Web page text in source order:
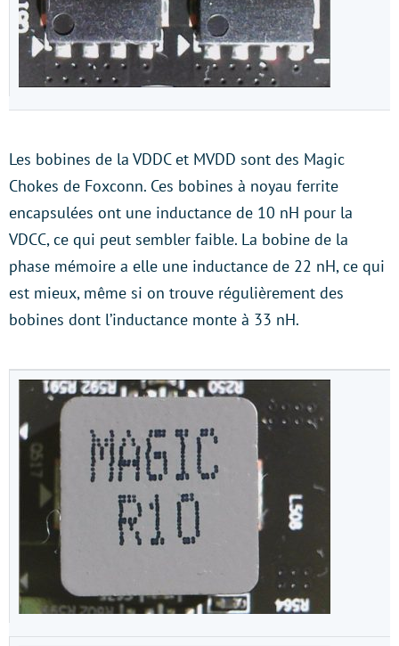
Les bobines de la VDDC et MVDD sont des Magic
Chokes de Foxconn. Ces bobines à noyau ferrite
encapsulées ont une inductance de 10 nH pour la
VDCC, ce qui peut sembler faible. La bobine de la
phase mémoire a elle une inductance de 22 nH, ce qui
est mieux, même si on trouve régulièrement des
bobines dont l’inductance monte à 33 nH.